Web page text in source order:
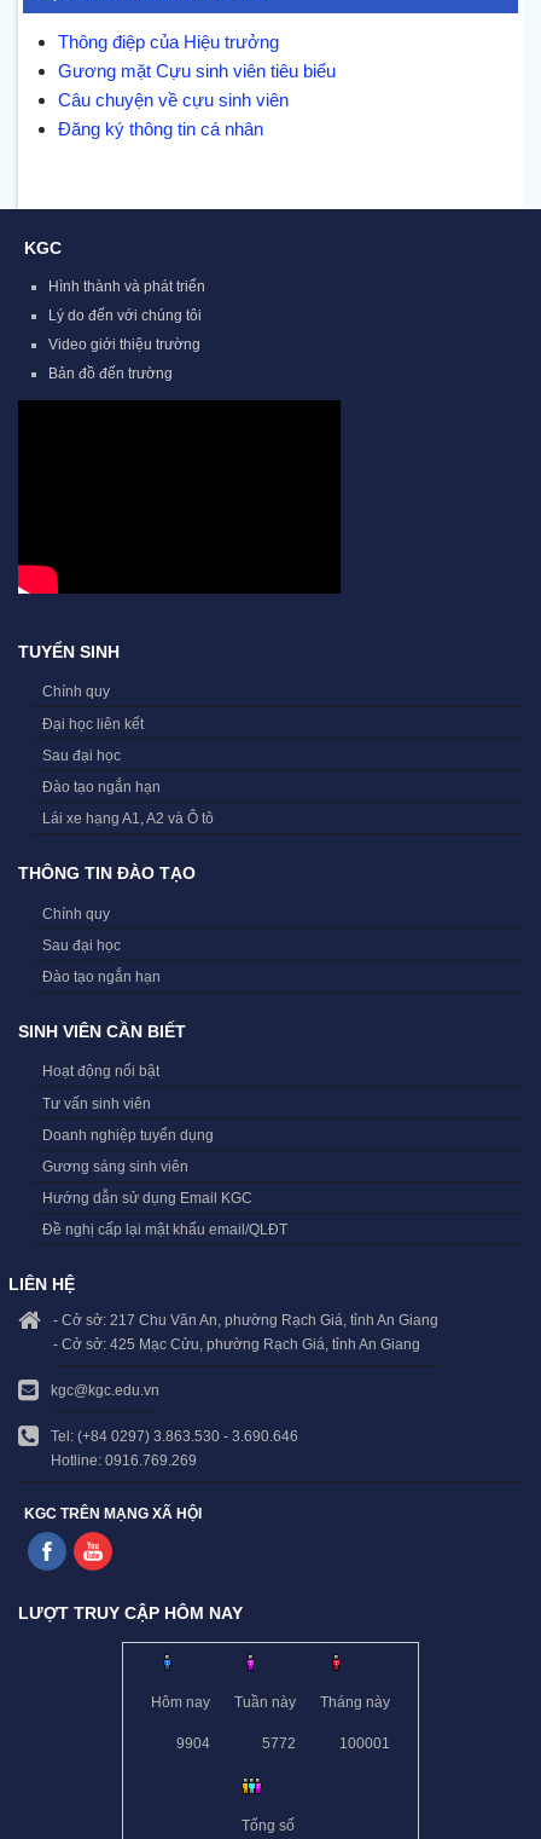
Thông điệp của Hiệu trưởng
Gương mặt Cựu sinh viên tiêu biểu
Câu chuyện về cựu sinh viên
Đăng ký thông tin cá nhân
KGC
Hình thành và phát triển
Lý do đến với chúng tôi
Video giới thiệu trường
Bản đồ đến trường
TUYỂN SINH
Chính quy
Đại học liên kết
Sau đại học
Đào tạo ngắn hạn
Lái xe hạng A1, A2 và Ô tô
THÔNG TIN ĐÀO TẠO
Chính quy
Sau đại học
Đào tạo ngắn hạn
SINH VIÊN CẦN BIẾT
Hoạt động nổi bật
Tư vấn sinh viên
Doanh nghiệp tuyển dụng
Gương sáng sinh viên
Hướng dẫn sử dụng Email KGC
Đề nghị cấp lại mật khẩu email/QLĐT
LIÊN HỆ
- Cở sở: 217 Chu Văn An, phường Rạch Giá, tỉnh An Giang
- Cở sở: 425 Mạc Cửu, phường Rạch Giá, tỉnh An Giang
kgc@kgc.edu.vn
Tel: (+84 0297) 3.863.530 - 3.690.646
Hotline: 0916.769.269
KGC TRÊN MẠNG XÃ HỘI
LƯỢT TRUY CẬP HÔM NAY
Hôm nay
9904
Tuần này
5772
Tháng này
100001
Tổng số